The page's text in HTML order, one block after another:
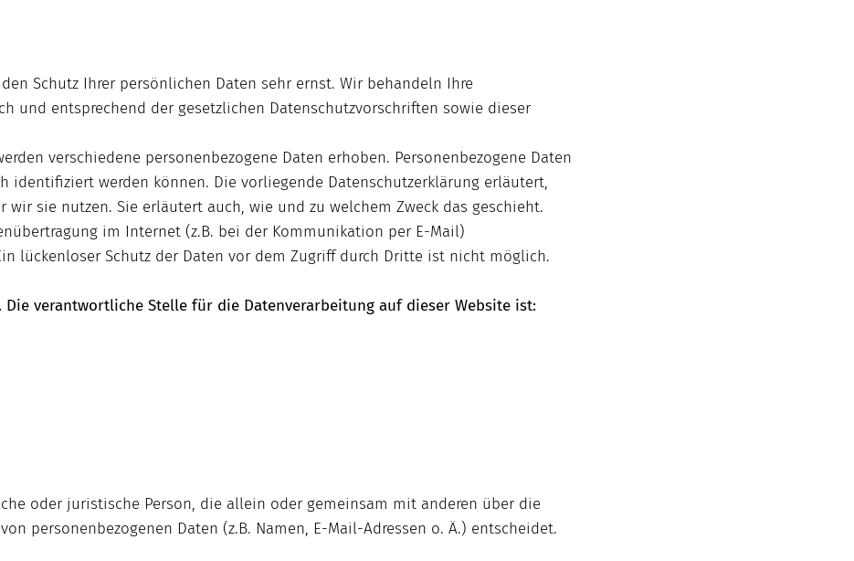
Schutz Ihrer persönlichen Daten sehr ernst. Wir behandeln Ihre
und entsprechend der gesetzlichen Datenschutzvorschriften sowie dieser
verschiedene personenbezogene Daten erhoben. Personenbezogene Daten
identifiziert werden können. Die vorliegende Datenschutzerklärung erläutert,
sie nutzen. Sie erläutert auch, wie und zu welchem Zweck das geschieht.
im Internet (z.B. bei der Kommunikation per E-Mail)
lückenloser Schutz der Daten vor dem Zugriff durch Dritte ist nicht möglich.
verantwortliche Stelle für die Datenverarbeitung auf dieser Website ist:
oder juristische Person, die allein oder gemeinsam mit anderen über die
personenbezogenen Daten (z.B. Namen, E-Mail-Adressen o. Ä.) entscheidet.